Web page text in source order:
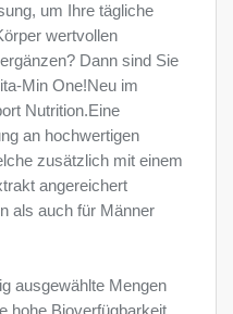
um Ihre tägliche
wertvollen
Dann sind Sie
Min One!Neu im
Nutrition.Eine
an hochwertigen
zusätzlich mit einem
angereichert
als auch für Männer
ausgewählte Mengen
hohe Bioverfügbarkeit